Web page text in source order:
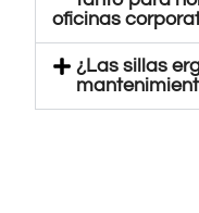
oficinas
¿Las sillas